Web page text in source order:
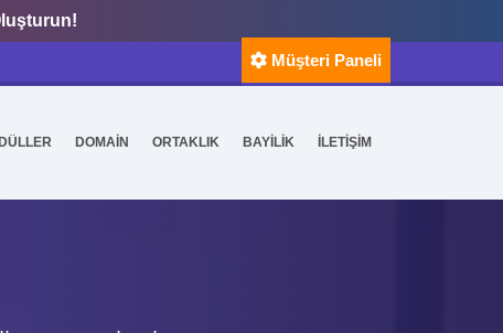
Müşteri Paneli
DOMAİN ORTAKLIK BAYİLİK İLETİŞİM